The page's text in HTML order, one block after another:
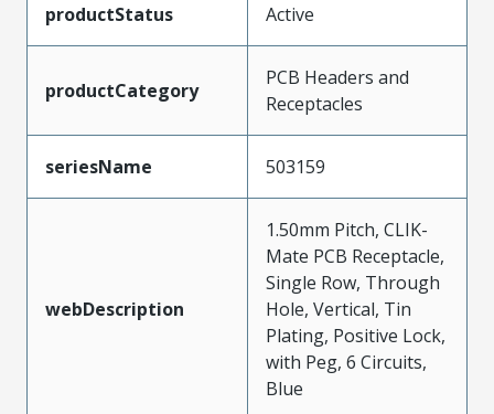
productStatus Active
productCategory
PCB Headers and
Receptacles
seriesName 503159
webDescription
1.50mm Pitch, CLIK-
Mate PCB Receptacle,
Single Row, Through
Hole, Vertical, Tin
Plating, Positive Lock,
with Peg, 6 Circuits,
Blue